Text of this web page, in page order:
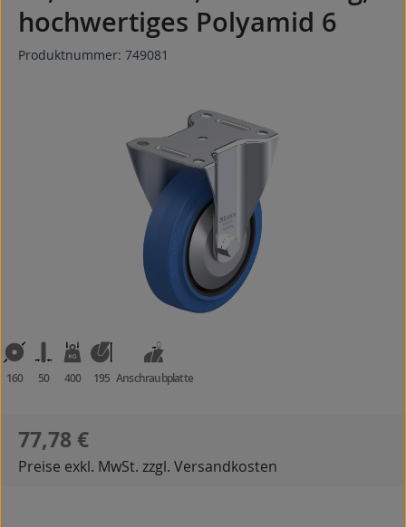
hochwertiges Polyamid 6
Produktnummer: 749081
160 50 400 195 Anschraubplatte
Regulärer Preis:
77,78 €
Preise exkl. MwSt. zzgl. Versandkosten